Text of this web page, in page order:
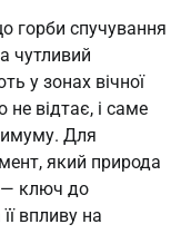
горби спучування
чутливий
у зонах вічної
не відтає, і саме
Для
який природа
— ключ до
впливу на